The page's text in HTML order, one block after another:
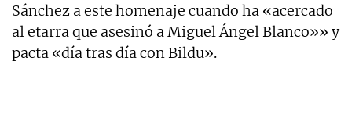
Sánchez a este homenaje cuando ha «acercado
al etarra que asesinó a Miguel Ángel Blanco»» y
pacta «día tras día con Bildu».